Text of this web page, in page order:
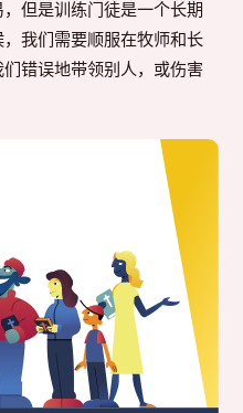
但是训练门徒是一个长期
我们需要顺服在牧师和长
错误地带领别人，或伤害